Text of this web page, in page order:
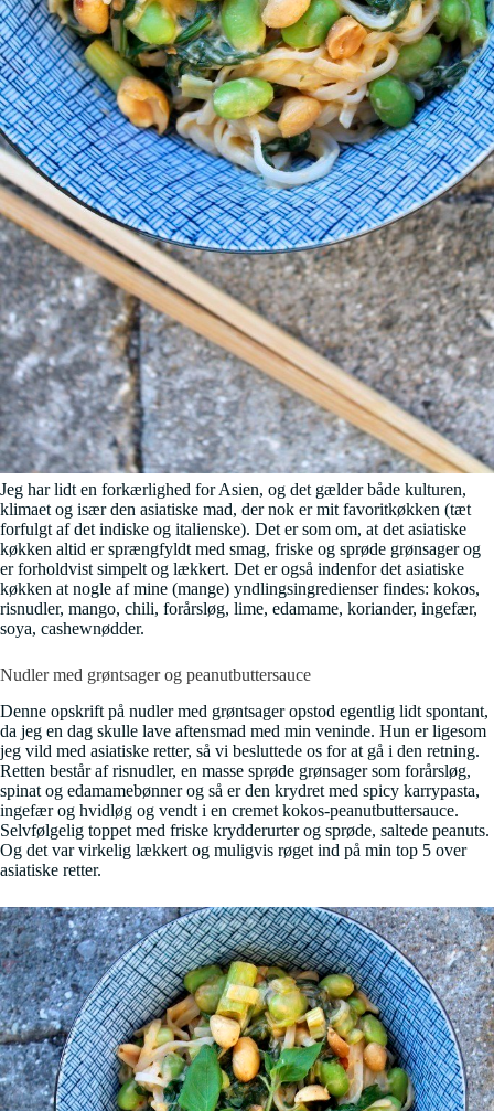
Jeg har lidt en forkærlighed for Asien, og det gælder både kulturen,
klimaet og især den asiatiske mad, der nok er mit favoritkøkken (tæt
forfulgt af det indiske og italienske). Det er som om, at det asiatiske
køkken altid er sprængfyldt med smag, friske og sprøde grønsager og
er forholdvist simpelt og lækkert. Det er også indenfor det asiatiske
køkken at nogle af mine (mange) yndlingsingredienser findes: kokos,
risnudler, mango, chili, forårsløg, lime, edamame, koriander, ingefær,
soya, cashewnødder.
Nudler med grøntsager og peanutbuttersauce
Denne opskrift på nudler med grøntsager opstod egentlig lidt spontant,
da jeg en dag skulle lave aftensmad med min veninde. Hun er ligesom
jeg vild med asiatiske retter, så vi besluttede os for at gå i den retning.
Retten består af risnudler, en masse sprøde grønsager som forårsløg,
spinat og edamamebønner og så er den krydret med spicy karrypasta,
ingefær og hvidløg og vendt i en cremet kokos-peanutbuttersauce.
Selvfølgelig toppet med friske krydderurter og sprøde, saltede peanuts.
Og det var virkelig lækkert og muligvis røget ind på min top 5 over
asiatiske retter.